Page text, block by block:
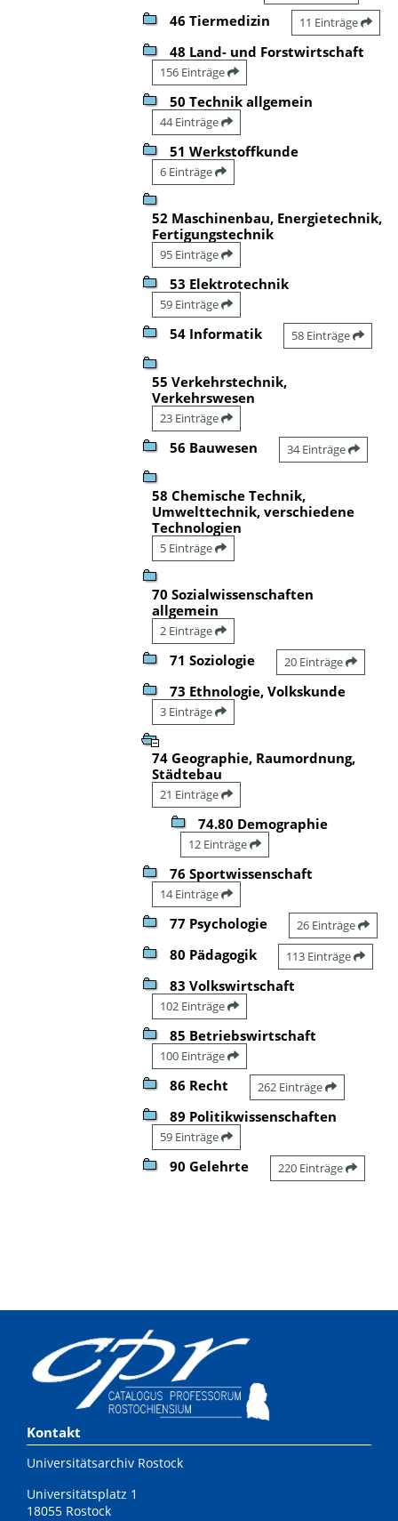
46 Tiermedizin 11 Einträge
48 Land- und Forstwirtschaft
156 Einträge
50 Technik allgemein
44 Einträge
51 Werkstoffkunde
6 Einträge
52 Maschinenbau, Energietechnik,
Fertigungstechnik
95 Einträge
53 Elektrotechnik
59 Einträge
54 Informatik 58 Einträge
55 Verkehrstechnik,
Verkehrswesen
23 Einträge
56 Bauwesen 34 Einträge
58 Chemische Technik,
Umwelttechnik, verschiedene
Technologien
5 Einträge
70 Sozialwissenschaften
allgemein
2 Einträge
71 Soziologie 20 Einträge
73 Ethnologie, Volkskunde
3 Einträge
74 Geographie, Raumordnung,
Städtebau
21 Einträge
74.80 Demographie
12 Einträge
76 Sportwissenschaft
14 Einträge
77 Psychologie 26 Einträge
80 Pädagogik 113 Einträge
83 Volkswirtschaft
102 Einträge
85 Betriebswirtschaft
100 Einträge
86 Recht 262 Einträge
89 Politikwissenschaften
59 Einträge
90 Gelehrte 220 Einträge
Kontakt
Universitätsarchiv Rostock
Universitätsplatz 1
18055 Rostock